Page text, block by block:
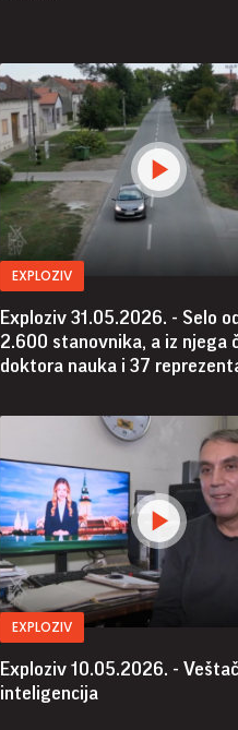
EXPLOZIV
Exploziv 31.05.2026. - Selo
2.600 stanovnika, a iz njega
doktora nauka i 37
EXPLOZIV
Exploziv 10.05.2026. -
inteligencija